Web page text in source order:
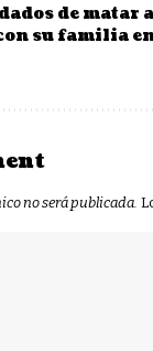
de matar
su familia
no será publicada.